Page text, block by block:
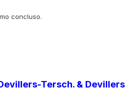
concluso.
Tersch. & Devillers